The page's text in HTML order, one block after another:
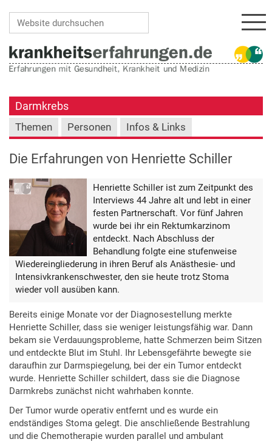
Darmkrebs
Themen Personen Infos & Links
Die Erfahrungen von Henriette Schiller
Henriette Schiller ist zum Zeitpunkt des
Interviews 44 Jahre alt und lebt in einer
festen Partnerschaft. Vor fünf Jahren
wurde bei ihr ein Rektumkarzinom
entdeckt. Nach Abschluss der
Behandlung folgte eine stufenweise
Wiedereingliederung in ihren Beruf als Anästhesie- und
Intensivkrankenschwester, den sie heute trotz Stoma
wieder voll ausüben kann.
Bereits einige Monate vor der Diagnosestellung merkte
Henriette Schiller, dass sie weniger leistungsfähig war. Dann
bekam sie Verdauungsprobleme, hatte Schmerzen beim Sitzen
und entdeckte Blut im Stuhl. Ihr Lebensgefährte bewegte sie
daraufhin zur Darmspiegelung, bei der ein Tumor entdeckt
wurde. Henriette Schiller schildert, dass sie die Diagnose
Darmkrebs zunächst nicht wahrhaben konnte.
Der Tumor wurde operativ entfernt und es wurde ein
endständiges Stoma gelegt. Die anschließende Bestrahlung
und die Chemotherapie wurden parallel und ambulant